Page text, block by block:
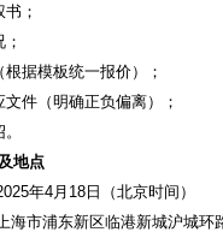
；
根据模板统一报价）；
文件（明确正负偏离）；
地点
年4月 18 日（北京时间）
海市浦东新区临港新城沪城环